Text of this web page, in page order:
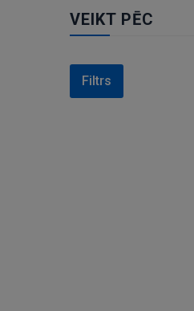
VEIKT PĒC
Filtrs